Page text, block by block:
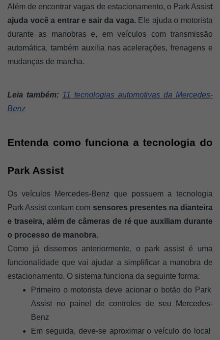
Além de encontrar vagas de estacionamento, o Park Assist
ajuda você a entrar e sair da vaga. Ele ajuda o motorista
durante as manobras e, em veículos com transmissão
automática, também auxilia nas acelerações, frenagens e
mudanças de marcha.
Leia também: 11 tecnologias automotivas da Mercedes-
Benz
Entenda como funciona a tecnologia do
Park Assist
Os veículos Mercedes-Benz que possuem a tecnologia
Park Assist contam com sensores presentes na dianteira
e traseira, além de câmeras de ré que auxiliam durante
o processo de manobra.
Como já dissemos anteriormente, o park assist é uma
funcionalidade que vai ajudar a simplificar a manobra de
estacionamento. O sistema funciona da seguinte forma:
Primeiro o motorista deve acionar o botão do Park
Assist no painel de controles de seu Mercedes-
Benz
Em seguida, deve-se aproximar o veículo do local